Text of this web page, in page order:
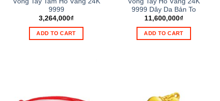
9999
3,264,000₫
ADD TO CART
9999 Dây Da Bản To
11,600,000₫
ADD TO CART